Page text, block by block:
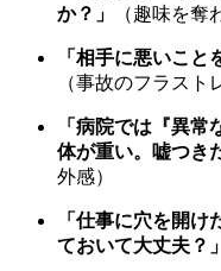
か？」
（趣味を奪
「相手に悪いこと
（事故のフラスト
「病院では『異
体が重い。嘘つき
外感）
「仕事に穴を開
ておいて大丈夫？」